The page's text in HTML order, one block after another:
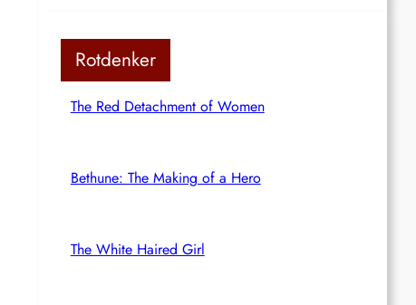
Rotdenker
The Red Detachment of Women
Bethune: The Making of a Hero
The White Haired Girl